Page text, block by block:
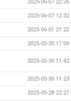
2025-06-07 22:26
2025-06-07 12:32
2025-06-01 21:22
2025-05-30 17:00
2025-05-30 11:42
2025-05-30 11:23
2025-05-28 22:27